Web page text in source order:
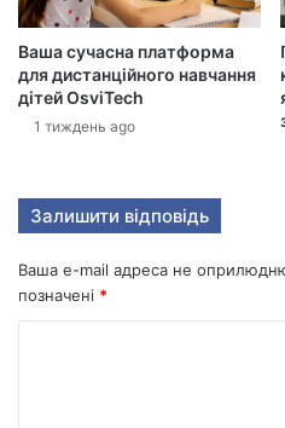
с
Ваша сучасна платформа
для дистанційного навчання
дітей OsviTech
1 тиждень ago
Залишити відповідь
Ваша e-mail адреса не
позначені *